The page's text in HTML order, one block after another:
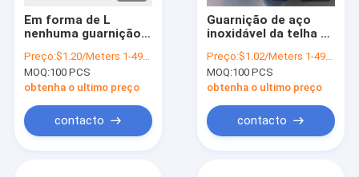
Em forma de L
nenhuma guarnição
inoxidável de sulco
0.24-2mm da borda
da linha fina de
Preço:$1.20/Meters 1-499 Meters
MOQ:100 PCS
obtenha o ultimo preço
contacto
Guarnição de aço
inoxidável da telha da
filme do PVC da
categoria 304 da tira
da telha da
Preço:$1.02/Meters 1-499 Meters
MOQ:100 PCS
obtenha o ultimo preço
contacto